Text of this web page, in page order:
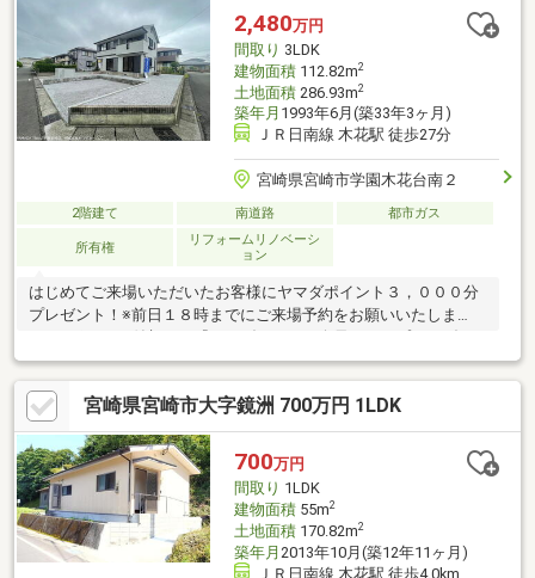
ルリフォームがセット！・今なら壁紙や床材の一部をお好みのカ
ラーに選べますお気軽にお問い合わせください。
2,480万円
間取り 3LDK
建物面積112.82m2
土地面積286.93m2
築年月 1993年6月(築33年3ヶ月)
ＪＲ日南線 木花駅 徒歩27分
宮崎県宮崎市学園木花台南２
2階建て 南道路 都市ガス
所有権
リフォームリノベーシ
ョン
はじめてご来場いただいたお客様にヤマダポイント３，０００分
プレゼント！※前日１８時までにご来場予約をお願いいたしま
ンロードいただき、会員登録が必要です。◆おすすめポイント◆
〇リノベーション工事済！水回りも新品に交換。すぐに新生活を
始められます。〇売主負担による瑕疵保険加入で安心！〇住宅ロ
ーン控除対象物件です。〇シロアリ防除工事済！〇当社設計のプ
ランにより使いやすくおしゃれな空間に。事前のご予約で内覧可
能です！お電話の際は店舗番号「1020」をご入力ください。皆様
からのお問い合わせを心よりお待ちしております。
宮崎県宮崎市大字鏡洲 700万円 1LDK
700万円
間取り 1LDK
建物面積55m2
土地面積170.82m2
築年月 2013年10月(築12年11ヶ月)
ＪＲ日南線 木花駅 徒歩4.0km